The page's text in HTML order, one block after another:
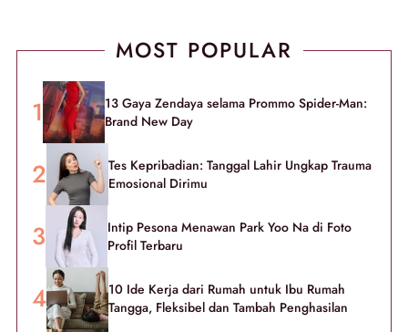
MOST POPULAR
13 Gaya Zendaya selama Prommo Spider-Man:
Brand New Day
Tes Kepribadian: Tanggal Lahir Ungkap Trauma
Emosional Dirimu
Intip Pesona Menawan Park Yoo Na di Foto
Profil Terbaru
10 Ide Kerja dari Rumah untuk Ibu Rumah
Tangga, Fleksibel dan Tambah Penghasilan